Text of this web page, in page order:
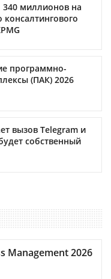
миллионов на
программно-
(ПАК) 2026
вызов Telegram и
собственный
Management 2026